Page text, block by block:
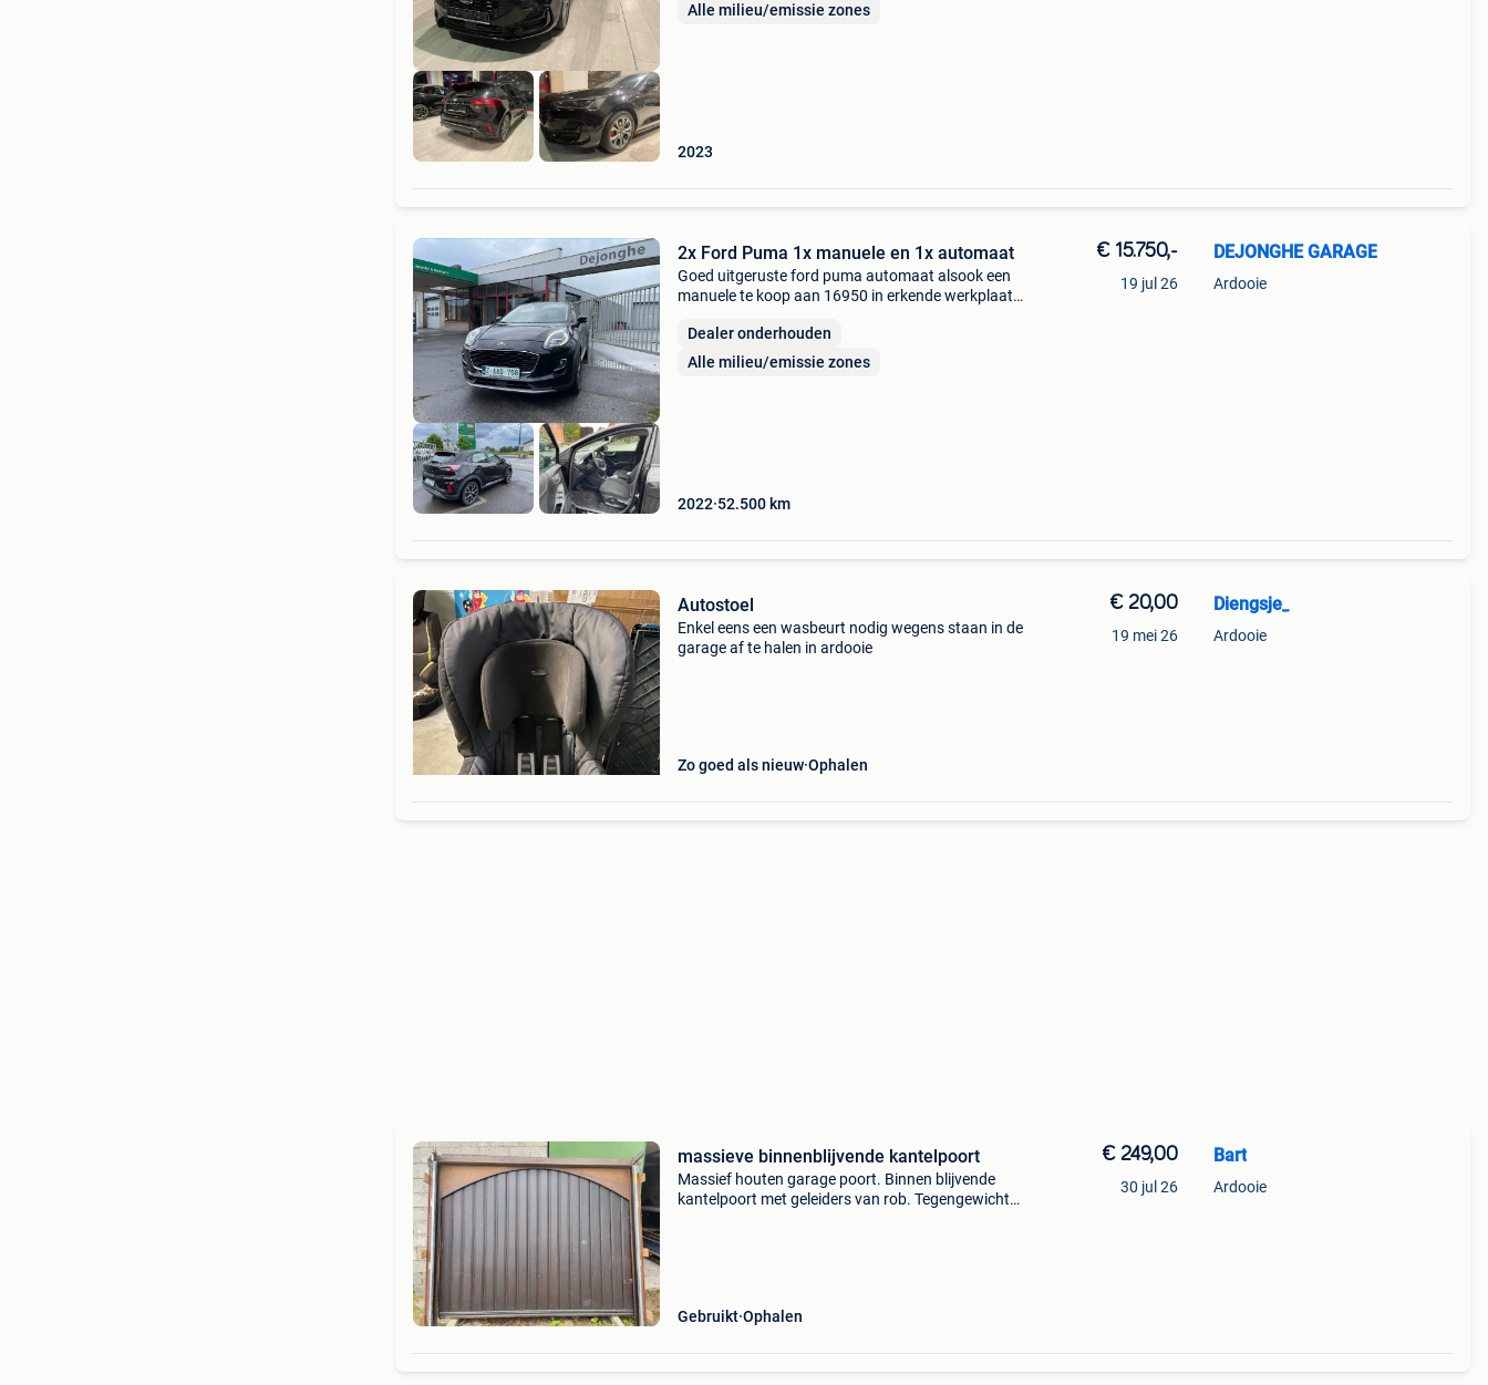
Alle milieu/emissie zones
2023
2x Ford Puma 1x manuele en 1x automaat
Goed uitgeruste ford puma automaat alsook een
manuele te koop aan 16950 in erkende werkplaats
automaat in zwartmétallic =15500+btw= 18750
btw in . Prijs
Dealer onderhouden
Alle milieu/emissie zones
2022 52.500 km
€ 15.750,-
19 jul 26
DEJONGHE GARAGE
Ardooie
Autostoel
Enkel eens een wasbeurt nodig wegens staan in de
garage af te halen in ardooie
Zo goed als nieuw Ophalen
€ 20,00
19 mei 26
Diengsje_
Ardooie
massieve binnenblijvende kantelpoort
Massief houten garage poort. Binnen blijvende
kantelpoort met geleiders van rob. Tegengewicht
Gebruikt Ophalen
€ 249,00
30 jul 26
Bart
Ardooie